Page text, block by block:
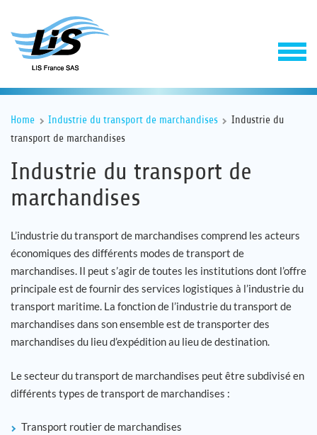
Solutions
Service
Entreprise
Carrière
Références
Actualités
Home Industrie du transport de marchandises
Industrie du
transport de marchandises
Industrie du transport de
marchandises
L’industrie du transport de marchandises comprend les acteurs
économiques des différents modes de transport de
marchandises. Il peut s’agir de toutes les institutions dont l’offre
principale est de fournir des services logistiques à l’industrie du
transport maritime. La fonction de l’industrie du transport de
marchandises dans son ensemble est de transporter des
marchandises du lieu d’expédition au lieu de destination.
Le secteur du transport de marchandises peut être subdivisé en
différents types de transport de marchandises :
Transport routier de marchandises